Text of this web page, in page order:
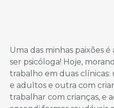
Uma das minhas paixões
ser psicóloga! Hoje,
trabalho em duas
e adultos e outra com
trabalhar com crianças, e